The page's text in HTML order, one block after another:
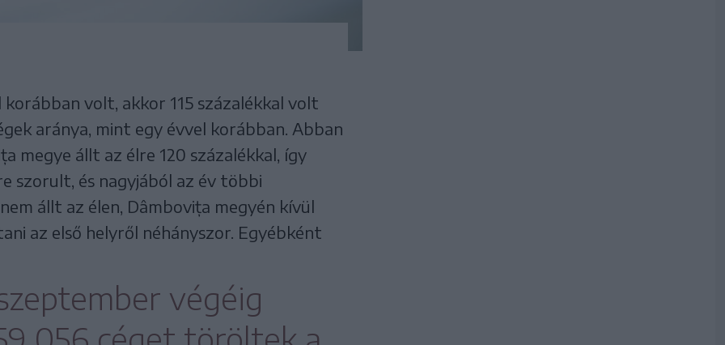
volt, akkor 115 százalékkal volt
aránya, mint egy évvel korábban. Abban
megye állt az élre 120 százalékkal, így
szorult, és nagyjából az év többi
állt az élen, Dâmbovița megyén kívül
az első helyről néhányszor. Egyébként
végéig